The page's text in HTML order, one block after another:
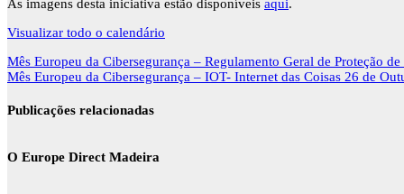
do
e
ciclos
do
As imagens desta iniciativa estão disponíveis aqui.
Visualizar todo o calendário
Navegação
de
Mês Europeu da Cibersegurança – Regulamento Geral de Proteção de
Mês Europeu da Cibersegurança – IOT- Internet das Coisas 26 de
Publicações relacionadas
O Europe Direct Madeira